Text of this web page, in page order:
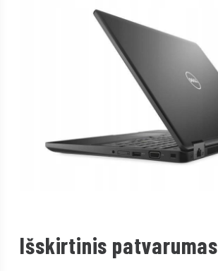
Išskirtinis patvarumas